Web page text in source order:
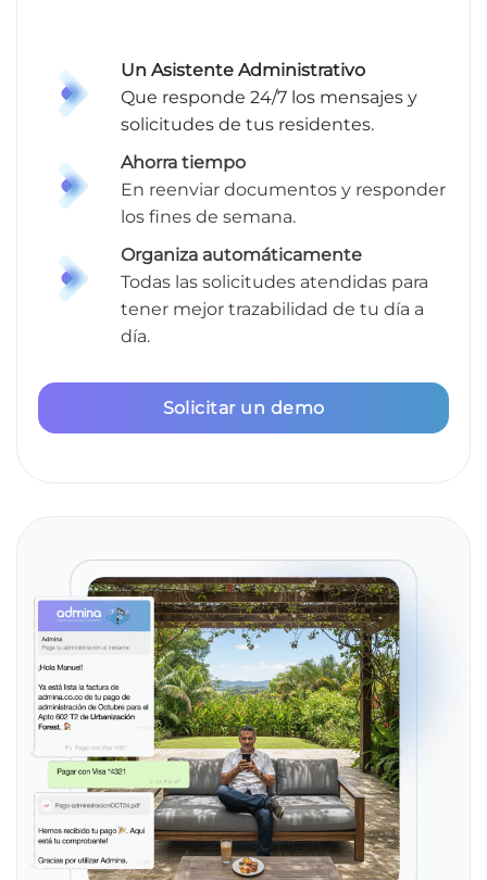
Un Asistente Administrativo
Que responde 24/7 los mensajes y
solicitudes de tus residentes.
Ahorra tiempo
En reenviar documentos y responder
los fines de semana.
Organiza automáticamente
Todas las solicitudes atendidas para
tener mejor trazabilidad de tu día a
día.
Solicitar un demo